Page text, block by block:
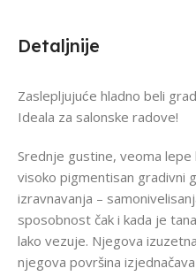
Detaljnije
Zaslepljujuće hladno beli
Ideala za salonske radove!
Srednje gustine, veoma
visoko pigmentisan gradivni
izravnavanja –
sposobnost čak i kada je
lako vezuje. Njegova
njegova površina